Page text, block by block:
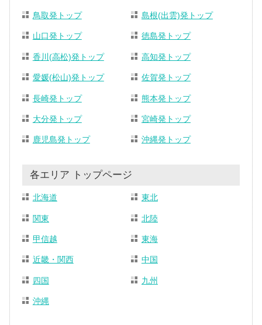
鳥取発トップ 島根(出雲)発トップ
山口発トップ 徳島発トップ
香川(高松)発トップ 高知発トップ
愛媛(松山)発トップ 佐賀発トップ
長崎発トップ 熊本発トップ
大分発トップ 宮崎発トップ
鹿児島発トップ 沖縄発トップ
各エリア トップページ
北海道 東北
関東 北陸
甲信越 東海
近畿・関西 中国
四国 九州
沖縄